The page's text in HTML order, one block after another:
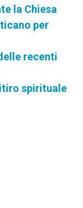
la Chiesa
per
recenti
spirituale